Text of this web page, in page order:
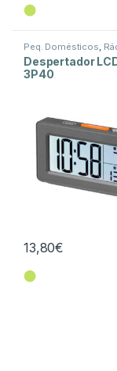
⬤
Peq. Domésticos
Despertador
3P40
13,80€
⬤